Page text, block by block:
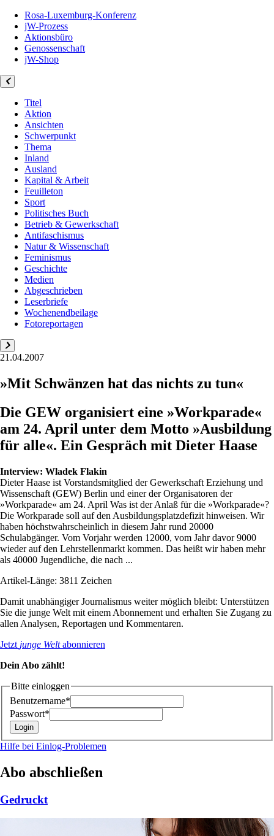
Rosa-Luxemburg-Konferenz
jW-Prozess
Aktionsbüro
Genossenschaft
jW-Shop
Titel
Aktion
Ansichten
Schwerpunkt
Thema
Inland
Ausland
Kapital & Arbeit
Feuilleton
Sport
Politisches Buch
Betrieb & Gewerkschaft
Antifaschismus
Natur & Wissenschaft
Feminismus
Geschichte
Medien
Abgeschrieben
Leserbriefe
Wochenendbeilage
Fotoreportagen
21.04.2007
»Mit Schwänzen hat das nichts zu tun«
Die GEW organisiert eine »Workparade«
am 24. April unter dem Motto »Ausbildung
für alle«. Ein Gespräch mit Dieter Haase
Interview: Wladek Flakin
Dieter Haase ist Vorstandsmitglied der Gewerkschaft Erziehung und
Wissenschaft (GEW) Berlin und einer der Organisatoren der
»Workparade« am 24. April Was ist der Anlaß für die »Workparade«?
Die Workparade soll auf den Ausbildungsplatzdefizit hinweisen. Wir
haben höchstwahrscheinlich in diesem Jahr rund 20000
Schulabgänger. Vom Vorjahr werden 12000, vom Jahr davor 9000
wieder auf den Lehrstellenmarkt kommen. Das heißt wir haben mehr
als 40000 Jugendliche, die nach ...
Artikel-Länge: 3811 Zeichen
Damit unabhängiger Journalismus weiter möglich bleibt: Unterstützen
Sie die junge Welt mit einem Abonnement und erhalten Sie Zugang zu
allen Analysen, Reportagen und Kommentaren.
Jetzt junge Weltabonnieren
Dein Abo zählt!
Bitte einloggen
Benutzername*
Passwort*
Hilfe bei Einlog-Problemen
Abo abschließen
Gedruckt